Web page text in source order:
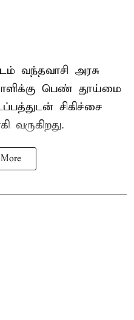
வந்தவாசி அரசு
பெண் தூய்மை
சிகிச்சை